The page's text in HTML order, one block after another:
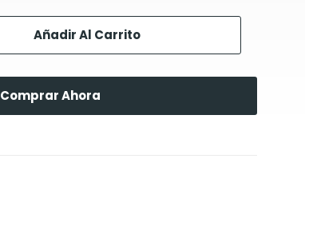
Añadir Al Carrito
Comprar Ahora